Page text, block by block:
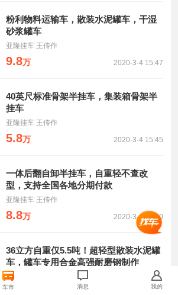
粉利物料运输车，散装水泥罐车，干湿
砂浆罐车
亚隆挂车 王传作
9.8万 2020-3-4 15:47
40英尺标准骨架半挂车，集装箱骨架半
挂车
亚隆挂车 王传作
5.8万 2020-3-4 15:45
一体后翻自卸半挂车，自重轻不查改
型，支持全国各地分期付款
亚隆挂车 王传作
8.8万 2020-3-4 15:40
36立方自重仅5.5吨！超轻型散装水泥罐
车，罐车专用合金高强耐磨钢制作
亚隆挂车 王效博
10.5
车市 消息 我的